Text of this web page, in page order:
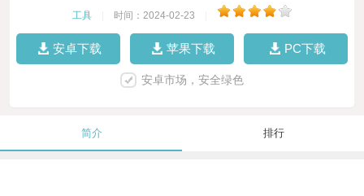
工具 时间：2024-02-23
安卓下载 苹果下载 PC下载
安卓市场，安全绿色
简介 排行